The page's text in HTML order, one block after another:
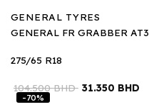
GENERAL TYRES
GENERAL FR GRABBER AT3
275/65 R18
104.500BHD 31.350 BHD
-70%